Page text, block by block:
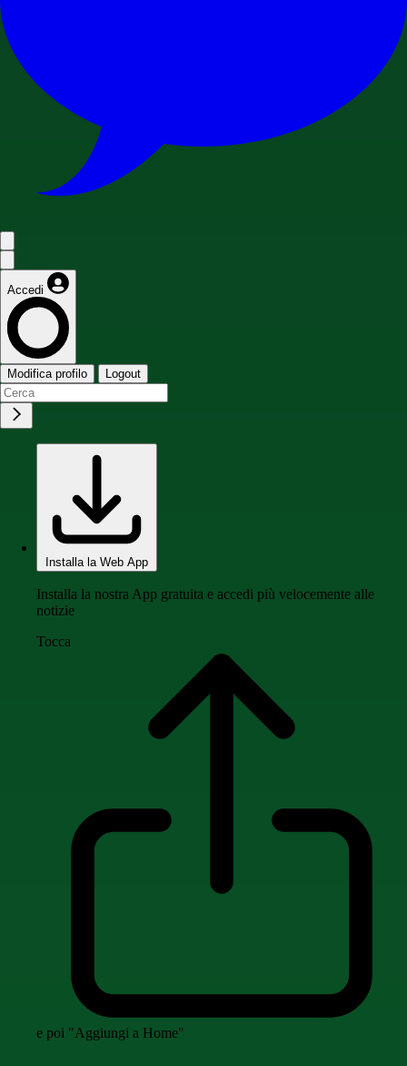
Accedi
Modifica profilo Logout
Installa la Web App
Installa la nostra App gratuita e accedi più velocemente alle
notizie
Tocca
e poi "Aggiungi a Home"